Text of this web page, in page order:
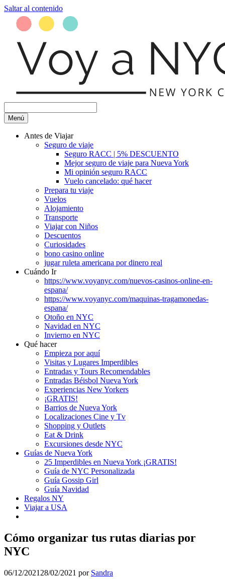
Saltar al contenido
Menú
Antes de Viajar
Seguro de viaje
Seguro RACC | 5% DESCUENTO
Mejor seguro de viaje para Nueva York
Mi opinión seguro RACC
Vuelo cancelado: qué hacer
Prepara tu viaje
Vuelos
Alojamiento
Transporte
Viajar con Niños
Descuentos
Curiosidades
bono casino online
jugar ruleta americana por dinero real
Cuándo Ir
https://www.voyanyc.com/nuevos-casinos-online-en-
espana/
https://www.voyanyc.com/maquinas-tragamonedas-
espana/
Otoño en NYC
Navidad en NYC
Invierno en NYC
Qué hacer
Empieza por aquí
Visitas y Lugares Imperdibles
Entradas y Tours Recomendables
Entradas Béisbol Nueva York
Experiencias New Yorkers
¡GRATIS!
Barrios de Nueva York
Localizaciones Cine y Tv
Shopping y Outlets
Eat & Drink
Excursiones desde NYC
Guías de Nueva York
25 Imperdibles en Nueva York ¡GRATIS!
Guía de NYC Personalizada
Guía Gossip Girl
Guía Navidad
Regalos NY
Viajar a USA
Cómo organizar tus rutas diarias por
NYC
06/12/2021 28/02/2021 por Sandra